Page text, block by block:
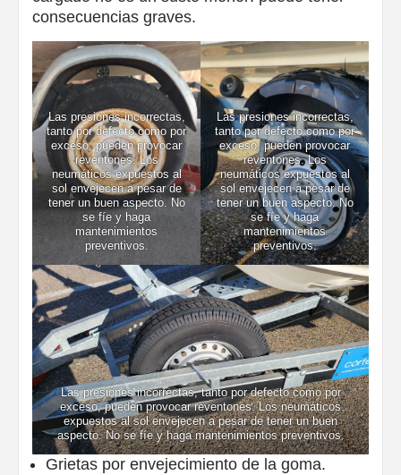
consecuencias graves.
Las presiones incorrectas,
tanto por defecto como por
exceso, pueden provocar
reventones. Los
neumáticos expuestos al
sol envejecen a pesar de
tener un buen aspecto. No
se fíe y haga
mantenimientos
preventivos.
Las presiones incorrectas,
tanto por defecto como por
exceso, pueden provocar
reventones. Los
neumáticos expuestos al
sol envejecen a pesar de
tener un buen aspecto. No
se fíe y haga
mantenimientos
preventivos.
Las presiones incorrectas, tanto por defecto como por
exceso, pueden provocar reventones. Los neumáticos
expuestos al sol envejecen a pesar de tener un buen
aspecto. No se fíe y haga mantenimientos preventivos.
Grietas por envejecimiento de la goma.